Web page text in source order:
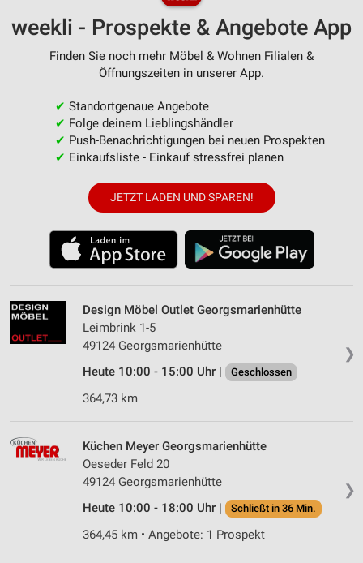
weekli - Prospekte & Angebote App
Finden Sie noch mehr Möbel & Wohnen Filialen &
Öffnungszeiten in unserer App.
✔ Standortgenaue Angebote
✔ Folge deinem Lieblingshändler
✔ Push-Benachrichtigungen bei neuen Prospekten
✔ Einkaufsliste - Einkauf stressfrei planen
JETZT LADEN UND SPAREN!
❯
Design Möbel Outlet Georgsmarienhütte
Leimbrink 1-5
49124 Georgsmarienhütte
Heute 10:00 - 15:00 Uhr |
Geschlossen
364,73 km
❯
Küchen Meyer Georgsmarienhütte
Oeseder Feld 20
49124 Georgsmarienhütte
Heute 10:00 - 18:00 Uhr |
Schließt in 36 Min.
364,45 km • Angebote: 1 Prospekt